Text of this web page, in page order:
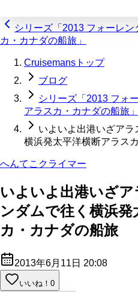
シリーズ「2013 フォーレ
カ・カナダの船旅」
Cruisemansトップ
ブログ
シリーズ「2013 フォ
アラスカ・カナダの船旅」
いよいよ出港いざア
横浜発太平洋横断アラス
へんてこクライマー
いよいよ出港いざ
ンダムで往く横浜発
カ・カナダの船旅
2013年6月11日 20:08
いいね！ 0